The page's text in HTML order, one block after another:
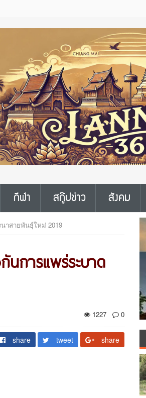
กีฬา สกู๊ปข่าว สังคม
าสายพันธุ์ใหม่ 2019
นการแพร่ระบาด
1227 0
share tweet share